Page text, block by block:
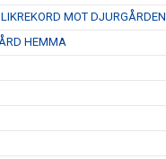
MOT DJURGÅRDEN
HEMMA